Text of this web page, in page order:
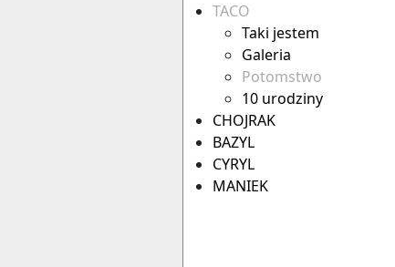
TACO
Taki jestem
Galeria
Potomstwo
10 urodziny
CHOJRAK
BAZYL
CYRYL
MANIEK